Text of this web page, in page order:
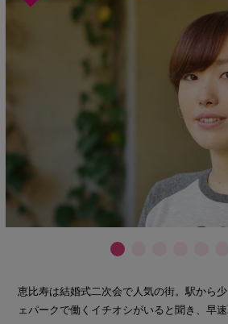
恵比寿は結婚式二次会で人気の街。駅から
ェパークで働くイチオシがいると聞き、早